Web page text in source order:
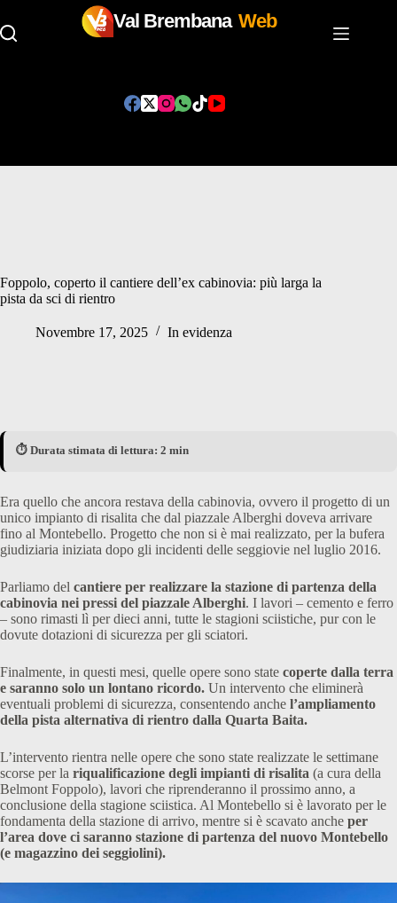
Val Brembana Web
Foppolo, coperto il cantiere dell’ex cabinovia: più larga la
pista da sci di rientro
Novembre 17, 2025 In evidenza
⏱️ Durata stimata di lettura: 2 min
Era quello che ancora restava della cabinovia, ovvero il progetto di un
unico impianto di risalita che dal piazzale Alberghi doveva arrivare
fino al Montebello. Progetto che non si è mai realizzato, per la bufera
giudiziaria iniziata dopo gli incidenti delle seggiovie nel luglio 2016.
Parliamo del cantiere per realizzare la stazione di partenza della
cabinovia nei pressi del piazzale Alberghi. I lavori – cemento e ferro
– sono rimasti lì per dieci anni, tutte le stagioni sciistiche, pur con le
dovute dotazioni di sicurezza per gli sciatori.
Finalmente, in questi mesi, quelle opere sono state coperte dalla terra
e saranno solo un lontano ricordo. Un intervento che eliminerà
eventuali problemi di sicurezza, consentendo anche l’ampliamento
della pista alternativa di rientro dalla Quarta Baita.
L’intervento rientra nelle opere che sono state realizzate le settimane
scorse per la riqualificazione degli impianti di risalita (a cura della
Belmont Foppolo), lavori che riprenderanno il prossimo anno, a
conclusione della stagione sciistica. Al Montebello si è lavorato per le
fondamenta della stazione di arrivo, mentre si è scavato anche per
l’area dove ci saranno stazione di partenza del nuovo Montebello
(e magazzino dei seggiolini).